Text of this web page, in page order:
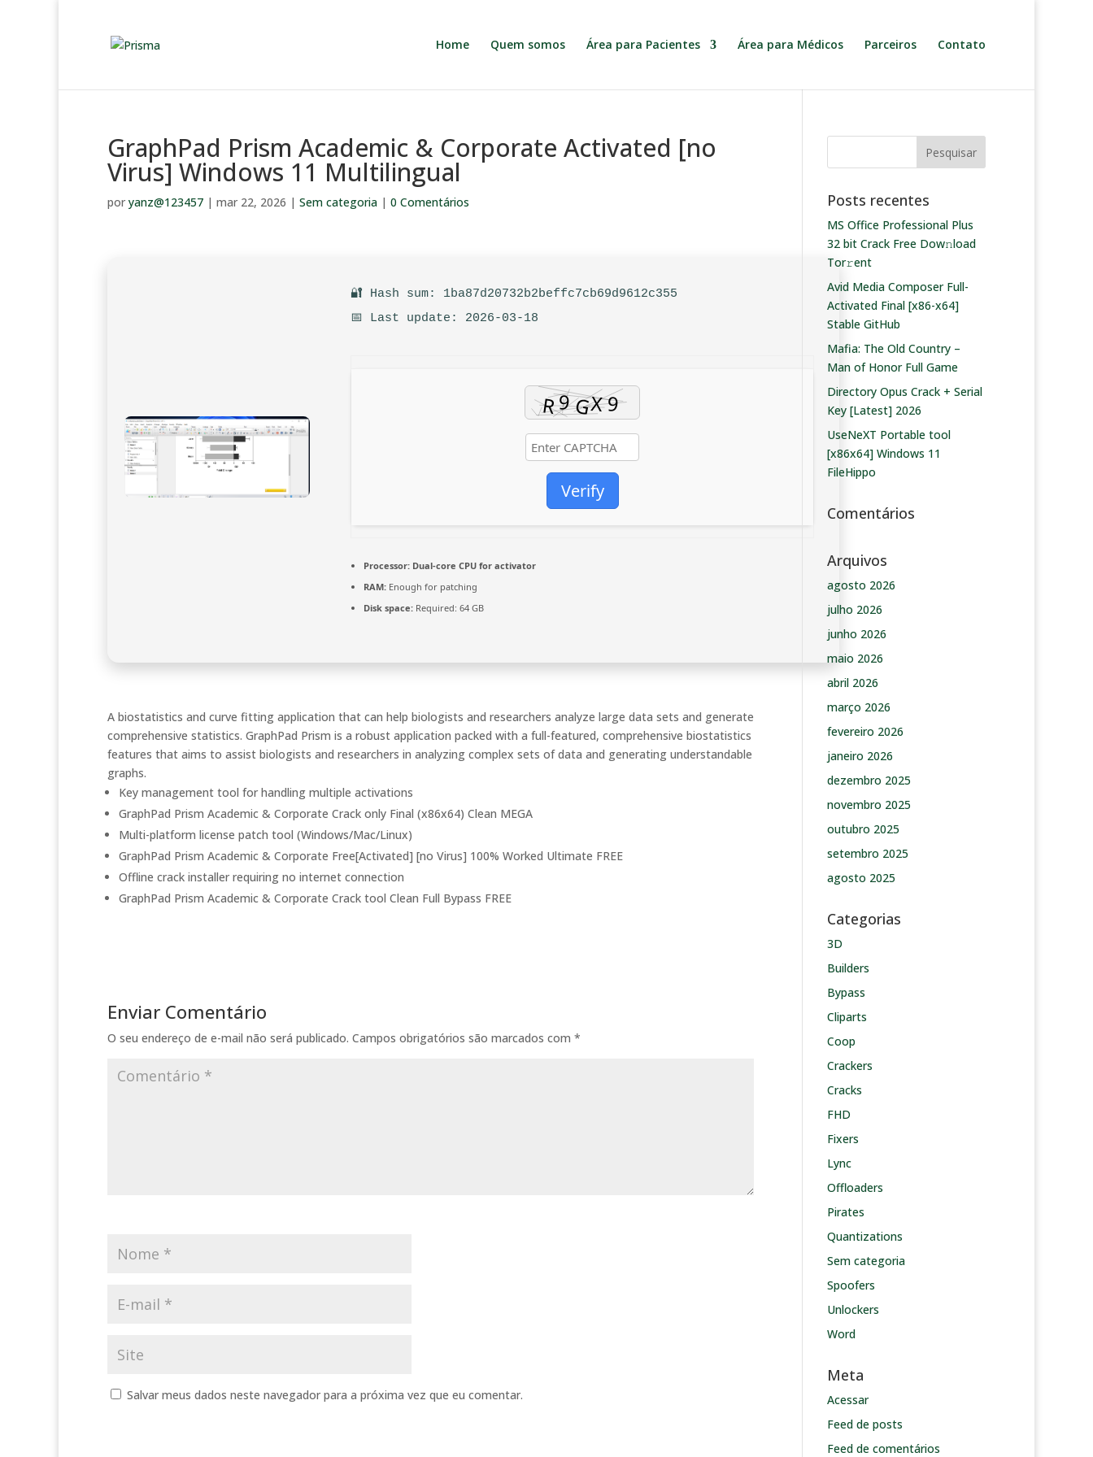
Home Quem somos Área para Pacientes Área para Médicos Parceiros Contato
GraphPad Prism Academic & Corporate Activated [no
Virus] Windows 11 Multilingual
por yanz@123457 | mar 22, 2026 | Sem categoria | 0 Comentários
🔐 Hash sum: 1ba87d20732b2beffc7cb69d9612c355
📅 Last update: 2026-03-18
Verify
Processor: Dual-core CPU for activator
RAM: Enough for patching
Disk space: Required: 64 GB
A biostatistics and curve fitting application that can help biologists and researchers analyze large data sets and generate
comprehensive statistics. GraphPad Prism is a robust application packed with a full-featured, comprehensive biostatistics
features that aims to assist biologists and researchers in analyzing complex sets of data and generating understandable
graphs.
Key management tool for handling multiple activations
GraphPad Prism Academic & Corporate Crack only Final (x86x64) Clean MEGA
Multi-platform license patch tool (Windows/Mac/Linux)
GraphPad Prism Academic & Corporate Free[Activated] [no Virus] 100% Worked Ultimate FREE
Offline crack installer requiring no internet connection
GraphPad Prism Academic & Corporate Crack tool Clean Full Bypass FREE
Enviar Comentário
O seu endereço de e-mail não será publicado. Campos obrigatórios são marcados com *
Salvar meus dados neste navegador para a próxima vez que eu comentar.
Posts recentes
MS Office Professional Plus
32 bit Crack Frее Dow𝚗load
Tоr𝚛ent
Avid Media Composer Full-
Activated Final [x86-x64]
Stable GitHub
Mafia: The Old Country –
Man of Honor Full Game
Directory Opus Crack + Serial
Key [Latest] 2026
UseNeXT Portable tool
[x86x64] Windows 11
FileHippo
Comentários
Arquivos
agosto 2026
julho 2026
junho 2026
maio 2026
abril 2026
março 2026
fevereiro 2026
janeiro 2026
dezembro 2025
novembro 2025
outubro 2025
setembro 2025
agosto 2025
Categorias
3D
Builders
Bypass
Cliparts
Coop
Crackers
Cracks
FHD
Fixers
Lync
Offloaders
Pirates
Quantizations
Sem categoria
Spoofers
Unlockers
Word
Meta
Acessar
Feed de posts
Feed de comentários